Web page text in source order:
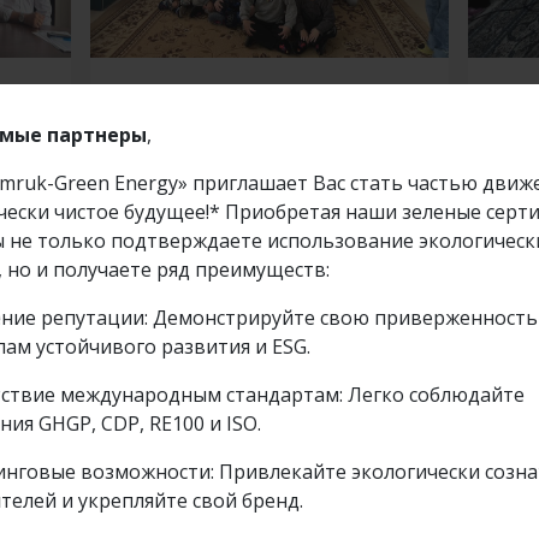
партнеры,
Green Energy» приглашает Вас стать частью
чистое будущее!* Приобретая наши зеленые
не только подтверждаете использование
но и получаете ряд преимуществ:
репутации: Демонстрируйте свою приверженность
устойчивого развития и ESG.
международным стандартам: Легко соблюдайте
GHGP, CDP, RE100 и ISO.
возможности: Привлекайте экологически
и укрепляйте свой бренд.
обновления, добра и
16 март 2026 Подробнее 19